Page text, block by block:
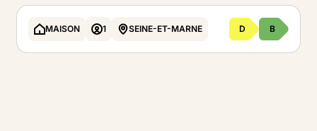
MAISON 1 SEINE-ET-MARNE D B